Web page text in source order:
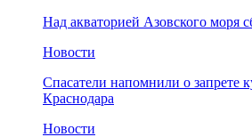
Над акваторией Азовского
Новости
Спасатели напомнили о запрете
Краснодара
Новости